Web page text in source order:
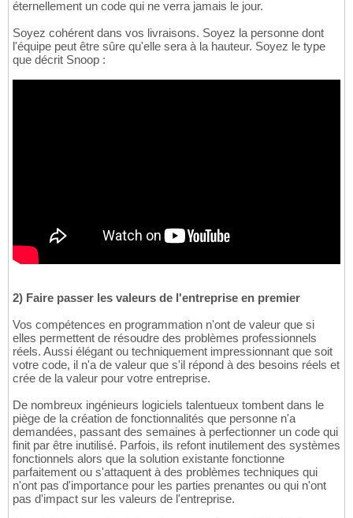
éternellement un code qui ne verra jamais le jour.
Soyez cohérent dans vos livraisons. Soyez la personne dont
l'équipe peut être sûre qu'elle sera à la hauteur. Soyez le type
que décrit Snoop :
2) Faire passer les valeurs de l'entreprise en premier
Vos compétences en programmation n'ont de valeur que si
elles permettent de résoudre des problèmes professionnels
réels. Aussi élégant ou techniquement impressionnant que soit
votre code, il n'a de valeur que s'il répond à des besoins réels et
crée de la valeur pour votre entreprise.
De nombreux ingénieurs logiciels talentueux tombent dans le
piège de la création de fonctionnalités que personne n'a
demandées, passant des semaines à perfectionner un code qui
finit par être inutilisé. Parfois, ils refont inutilement des systèmes
fonctionnels alors que la solution existante fonctionne
parfaitement ou s'attaquent à des problèmes techniques qui
n'ont pas d'importance pour les parties prenantes ou qui n'ont
pas d'impact sur les valeurs de l'entreprise.